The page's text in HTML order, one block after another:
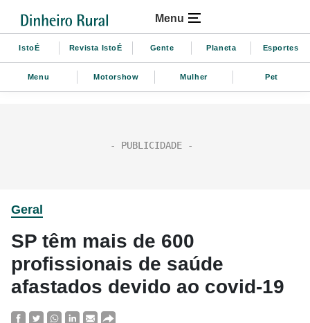
Menu
IstoÉ Revista IstoÉ Gente Planeta Esportes
Menu Motorshow Mulher Pet
Geral
SP têm mais de 600
profissionais de saúde
afastados devido ao covid-19